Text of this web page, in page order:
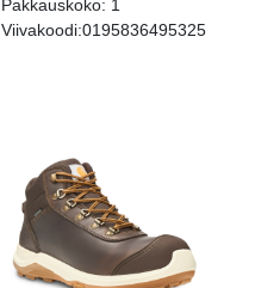
Pakkauskoko: 1
Viivakoodi:0195836495325